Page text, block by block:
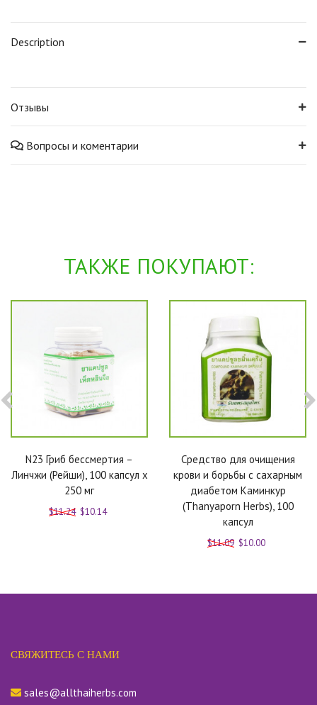
Description
Отзывы
Вопросы и коментарии
ТАКЖЕ ПОКУПАЮТ:
N23 Гриб бессмертия –
Линчжи (Рейши), 100 капсул x
250 мг
$11.24 $10.14
Средство для очищения
крови и борьбы с сахарным
диабетом Каминкур
(Thanyaporn Herbs), 100
капсул
$11.09 $10.00
СВЯЖИТЕСЬ С НАМИ
sales@allthaiherbs.com